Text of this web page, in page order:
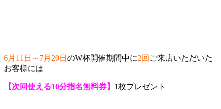
6月11日～7月20日 のW杯開催期間中に2回 ご来店いただいた
お客様には
【次回使える10分指名無料券】 1枚プレゼント